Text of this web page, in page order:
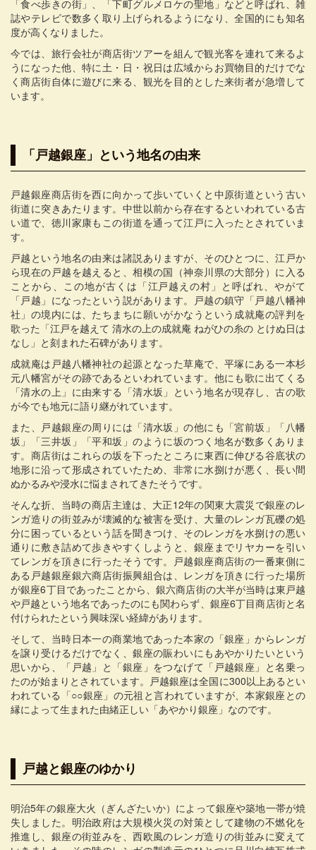
「食べ歩きの街」、「下町グルメロケの聖地」などと呼ばれ、雑
誌やテレビで数多く取り上げられるようになり、全国的にも知名
度が高くなりました。
今では、旅行会社が商店街ツアーを組んで観光客を連れて来るよ
うになった他、特に土・日・祝日は広域からお買物目的だけでな
く商店街自体に遊びに来る、観光を目的とした来街者が急増して
います。
「戸越銀座」という地名の由来
戸越銀座商店街を西に向かって歩いていくと中原街道という古い
街道に突きあたります。中世以前から存在するといわれている古
い道で、徳川家康もこの街道を通って江戸に入ったとされていま
す。
戸越という地名の由来は諸説ありますが、そのひとつに、江戸か
ら現在の戸越を越えると、相模の国（神奈川県の大部分）に入る
ことから、この地が古くは「江戸越えの村」と呼ばれ、やがて
「戸越」になったという説があります。戸越の鎮守「戸越八幡神
社」の境内には、たちまちに願いがかなうという成就庵の評判を
歌った「江戸を越えて 清水の上の成就庵 ねがひの糸の とけぬ日は
なし」と刻まれた石碑があります。
成就庵は戸越八幡神社の起源となった草庵で、平塚にある一本杉
元八幡宮がその跡であるといわれています。他にも歌に出てくる
「清水の上」に由来する「清水坂」という地名が現存し、古の歌
が今でも地元に語り継がれています。
また、戸越銀座の周りには「清水坂」の他にも「宮前坂」「八幡
坂」「三井坂」「平和坂」のように坂のつく地名が数多くありま
す。商店街はこれらの坂を下ったところに東西に伸びる谷底状の
地形に沿って形成されていたため、非常に水捌けが悪く、長い間
ぬかるみや浸水に悩まされてきたそうです。
そんな折、当時の商店主達は、大正12年の関東大震災で銀座のレ
ンガ造りの街並みが壊滅的な被害を受け、大量のレンガ瓦礫の処
分に困っているという話を聞きつけ、そのレンガを水捌けの悪い
通りに敷き詰めて歩きやすくしようと、銀座までリヤカーを引い
てレンガを頂きに行ったそうです。戸越銀座商店街の一番東側に
ある戸越銀座銀六商店街振興組合は、レンガを頂きに行った場所
が銀座6丁目であったことから、銀六商店街の大半が当時は東戸越
や戸越という地名であったのにも関わらず、銀座6丁目商店街と名
付けられたという興味深い経緯があります。
そして、当時日本一の商業地であった本家の「銀座」からレンガ
を譲り受けるだけでなく、銀座の賑わいにもあやかりたいという
思いから、「戸越」と「銀座」をつなげて「戸越銀座」と名乗っ
たのが始まりとされています。戸越銀座は全国に300以上あるとい
われている「○○銀座」の元祖と言われていますが、本家銀座との
縁によって生まれた由緒正しい「あやかり銀座」なのです。
戸越と銀座のゆかり
明治5年の銀座大火（ぎんざたいか）によって銀座や築地一帯が焼
失しました。明治政府は大規模火災の対策として建物の不燃化を
推進し、銀座の街並みを、西欧風のレンガ造りの街並みに変えて